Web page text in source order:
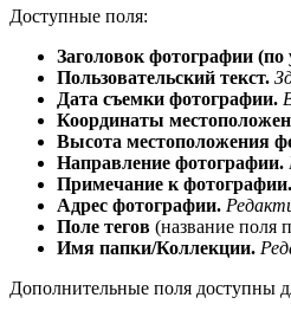
Доступные поля:
Заголовок фотографии
Пользовательский текст.
Дата съемки фотографии.
Координаты
Высота местоположения
Направление фотографии.
Примечание к фотографии.
Адрес фотографии.
Поле тегов (название поля
Имя папки/Коллекции.
Дополнительные поля доступны